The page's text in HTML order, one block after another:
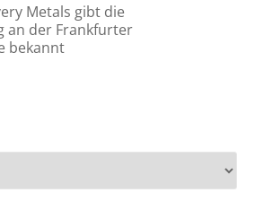
Metals gibt die
an der Frankfurter
bekannt